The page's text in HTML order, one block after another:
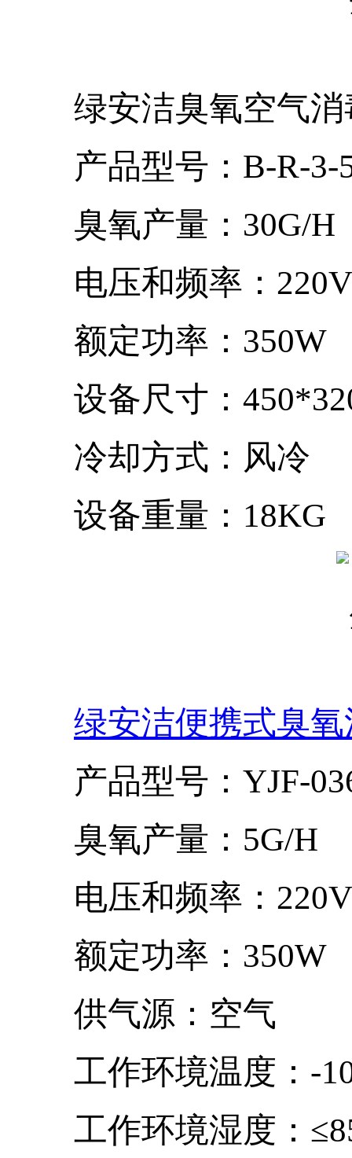
绿安洁臭氧空气
产品型号：B-R-3-
臭氧产量：30G/H
电压和频率：
额定功率：350W
设备尺寸：
冷却方式：风冷
设备重量：18KG
绿安洁便携式臭
产品型号：YJF-
臭氧产量：5G/H
电压和频率：
额定功率：350W
供气源：空气
工作环境温度：-
工作环境湿度：